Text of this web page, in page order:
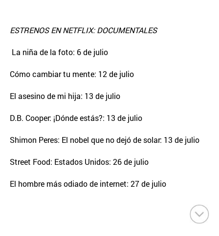
ESTRENOS EN NETFLIX: DOCUMENTALES
La niña de la foto: 6 de julio
Cómo cambiar tu mente: 12 de julio
El asesino de mi hija: 13 de julio
D.B. Cooper: ¡Dónde estás?: 13 de julio
Shimon Peres: El nobel que no dejó de solar: 13 de julio
Street Food: Estados Unidos: 26 de julio
El hombre más odiado de internet: 27 de julio